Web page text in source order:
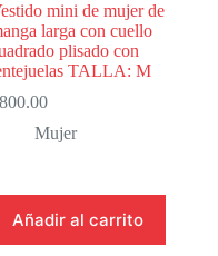
mini de mujer de
larga con cuello
plisado con
TALLA: M
800.00
Mujer
Añadir al carrito